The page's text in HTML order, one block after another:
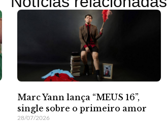
Marc Yann lança “MEUS 16”,
single sobre o primeiro amor
28/07/2026